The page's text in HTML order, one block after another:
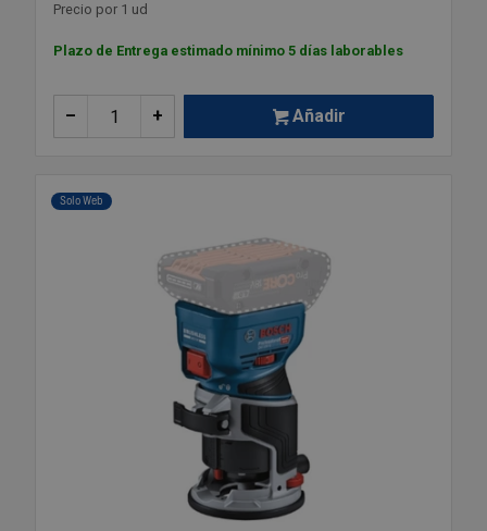
Precio por 1 ud
Plazo de Entrega estimado mínimo 5 días laborables
+
– Añadir
Solo Web